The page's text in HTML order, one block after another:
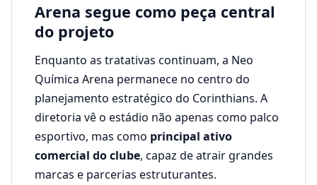
Arena segue como peça central
do projeto
Enquanto as tratativas continuam, a Neo
Química Arena permanece no centro do
planejamento estratégico do Corinthians. A
diretoria vê o estádio não apenas como palco
esportivo, mas como principal ativo
comercial do clube, capaz de atrair grandes
marcas e parcerias estruturantes.